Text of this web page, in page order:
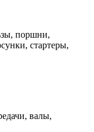
поршни,
стартеры,
валы,